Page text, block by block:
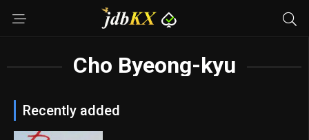
Cho Byeong-kyu
Recently added